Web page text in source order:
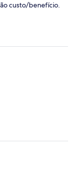
custo/benefício.